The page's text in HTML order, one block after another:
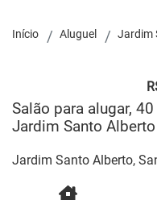
Início Aluguel Jardim
Salão para alugar,
Jardim Santo
Jardim Santo Alberto,